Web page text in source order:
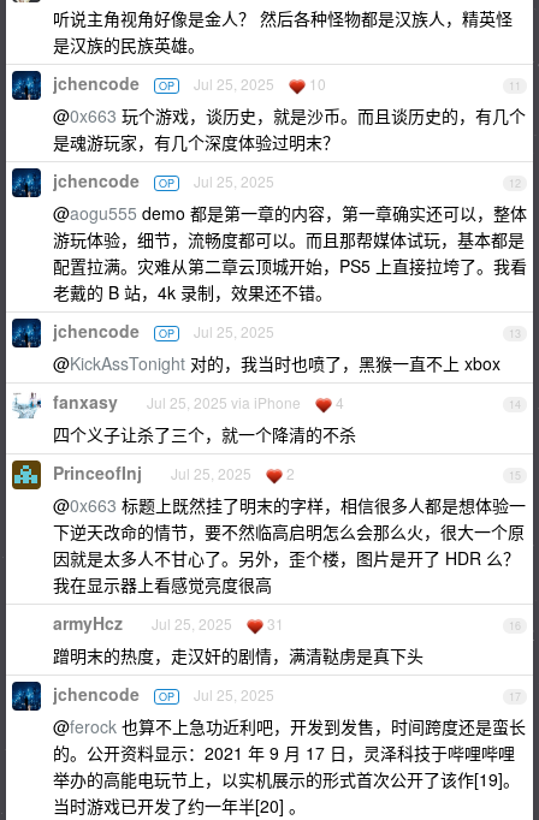
听说主角视角好像是金人？ 然后各种怪物都是汉族人，精英怪
是汉族的民族英雄。
11
jchencode OP Jul 25, 2025 10
@0x663 玩个游戏，谈历史，就是沙币。而且谈历史的，有几个
是魂游玩家，有几个深度体验过明末？
12
jchencode OP Jul 25, 2025
@aogu555 demo 都是第一章的内容，第一章确实还可以，整体
游玩体验，细节，流畅度都可以。而且那帮媒体试玩，基本都是
配置拉满。灾难从第二章云顶城开始，PS5 上直接拉垮了。我看
老戴的 B 站，4k 录制，效果还不错。
13
jchencode OP Jul 25, 2025
@KickAssTonight 对的，我当时也喷了，黑猴一直不上 xbox
14
fanxasy Jul 25, 2025 via iPhone 4
四个义子让杀了三个，就一个降清的不杀
15
PrinceofInj Jul 25, 2025 2
@0x663 标题上既然挂了明末的字样，相信很多人都是想体验一
下逆天改命的情节，要不然临高启明怎么会那么火，很大一个原
因就是太多人不甘心了。另外，歪个楼，图片是开了 HDR 么？
我在显示器上看感觉亮度很高
16
armyHcz Jul 25, 2025 31
蹭明末的热度，走汉奸的剧情，满清鞑虏是真下头
17
jchencode OP Jul 25, 2025
@ferock 也算不上急功近利吧，开发到发售，时间跨度还是蛮长
的。公开资料显示：2021 年 9 月 17 日，灵泽科技于哔哩哔哩
举办的高能电玩节上，以实机展示的形式首次公开了该作[19]。
当时游戏已开发了约一年半[20] 。